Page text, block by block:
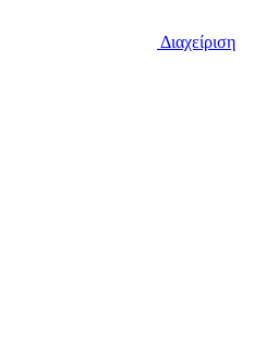
Διαχείριση